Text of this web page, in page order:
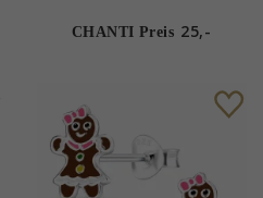
CHANTI Preis 25,-